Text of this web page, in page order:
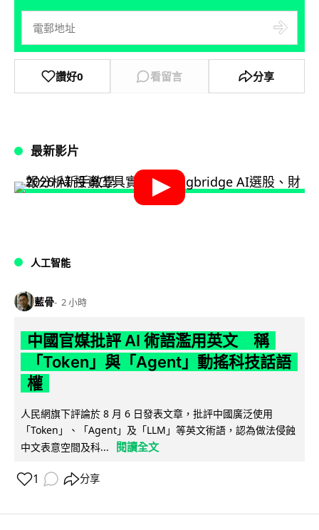
讚好0 看留言 分享
最新影片
人工智能
藍骨 2 小時
中國官媒批評 AI 術語濫用英文 稱
「Token」與「Agent」動搖科技話語
權
人民網旗下評論於 8 月 6 日發表文章，批評中國廣泛使用
「Token」、「Agent」及「LLM」等英文術語，認為做法侵蝕
中文表意空間及科...
閱讀全文
1 分享